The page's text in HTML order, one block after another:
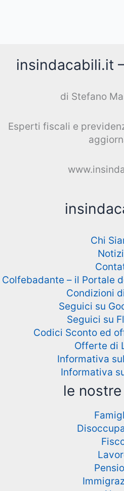
insindacabili.it
di Stefano
Esperti fiscali e
Chi
Colfebadante – il Portale
Condizioni
Seguici su
Seguici su
Codici Sconto ed
Offerte di
Informativa
Informativa
le